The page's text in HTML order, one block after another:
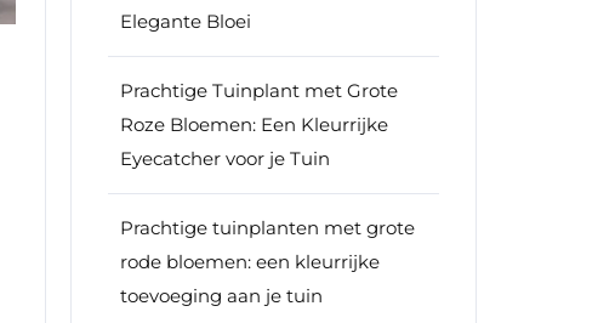
Elegante Bloei
Prachtige Tuinplant met Grote
Roze Bloemen: Een Kleurrijke
Eyecatcher voor je Tuin
Prachtige tuinplanten met grote
rode bloemen: een kleurrijke
toevoeging aan je tuin